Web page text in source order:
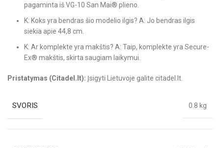
pagaminta iš VG-10 San Mai® plieno.
K: Koks yra bendras šio modelio ilgis? A: Jo bendras ilgis
siekia apie 44,8 cm.
K: Ar komplekte yra makštis? A: Taip, komplekte yra Secure-
Ex® makštis, skirta saugiam laikymui.
Pristatymas (Citadel.lt): Įsigyti Lietuvoje galite citadel.lt.
SVORIS 0.8 kg